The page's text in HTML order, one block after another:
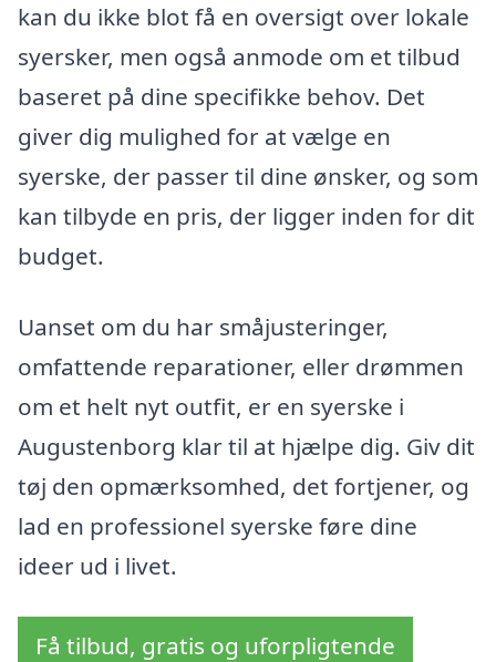
kan du ikke blot få en oversigt over lokale
syersker, men også anmode om et tilbud
baseret på dine specifikke behov. Det
giver dig mulighed for at vælge en
syerske, der passer til dine ønsker, og som
kan tilbyde en pris, der ligger inden for dit
budget.
Uanset om du har småjusteringer,
omfattende reparationer, eller drømmen
om et helt nyt outfit, er en syerske i
Augustenborg klar til at hjælpe dig. Giv dit
tøj den opmærksomhed, det fortjener, og
lad en professionel syerske føre dine
ideer ud i livet.
Få tilbud, gratis og uforpligtende